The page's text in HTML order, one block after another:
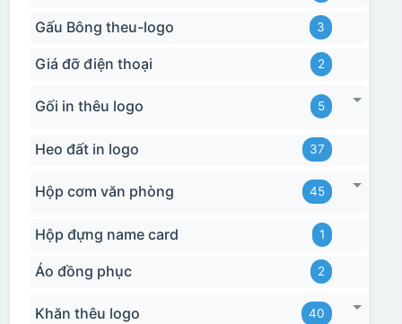
Gấu Bông theu-logo 3
Giá đỡ điện thoại 2
Gối in thêu logo 5
Heo đất in logo 37
Hộp cơm văn phòng 45
Hộp đựng name card 1
Áo đồng phục 2
Khăn thêu logo 40